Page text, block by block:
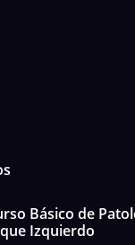
Básico de
Izquierdo